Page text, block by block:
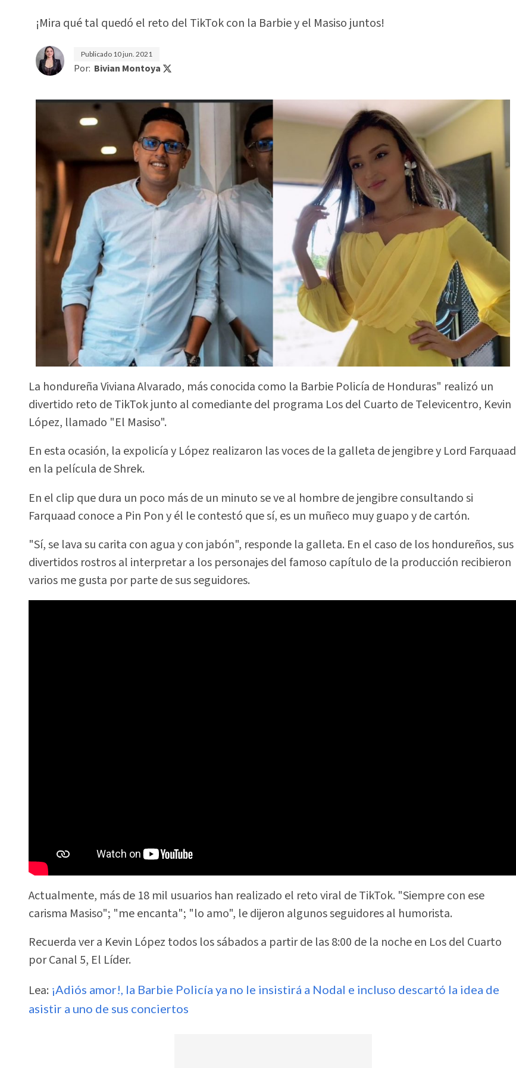
¡Mira qué tal quedó el reto del TikTok con la Barbie y el Masiso juntos!
Publicado 10 jun. 2021
Por: Bivian Montoya
La hondureña Viviana Alvarado, más conocida como la Barbie Policía de Honduras" realizó un
divertido reto de TikTok junto al comediante del programa Los del Cuarto de Televicentro, Kevin
López, llamado "El Masiso".
En esta ocasión, la expolicía y López realizaron las voces de la galleta de jengibre y Lord Farquaad
en la película de Shrek.
En el clip que dura un poco más de un minuto se ve al hombre de jengibre consultando si
Farquaad conoce a Pin Pon y él le contestó que sí, es un muñeco muy guapo y de cartón.
"Sí, se lava su carita con agua y con jabón", responde la galleta. En el caso de los hondureños, sus
divertidos rostros al interpretar a los personajes del famoso capítulo de la producción recibieron
varios me gusta por parte de sus seguidores.
Actualmente, más de 18 mil usuarios han realizado el reto viral de TikTok. "Siempre con ese
carisma Masiso"; "me encanta"; "lo amo", le dijeron algunos seguidores al humorista.
Recuerda ver a Kevin López todos los sábados a partir de las 8:00 de la noche en Los del Cuarto
por Canal 5, El Líder.
Lea: ¡Adiós amor!, la Barbie Policía ya no le insistirá a Nodal e incluso descartó la idea de
asistir a uno de sus conciertos